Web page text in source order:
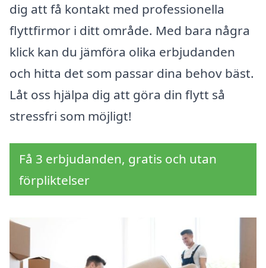
dig att få kontakt med professionella
flyttfirmor i ditt område. Med bara några
klick kan du jämföra olika erbjudanden
och hitta det som passar dina behov bäst.
Låt oss hjälpa dig att göra din flytt så
stressfri som möjligt!
Få 3 erbjudanden, gratis och utan
förpliktelser